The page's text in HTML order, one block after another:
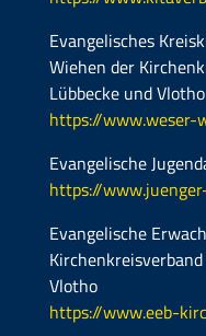
Evangelisches
Wiehen der
Lübbecke und Vlotho
https://www.weser-
Evangelische
https://
Evangelische
Vlotho
https://www.eeb-